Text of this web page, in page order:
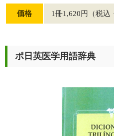
価格 1冊1,620円（税込
ポ日英医学用語辞典